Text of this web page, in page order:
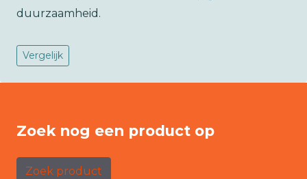
duurzaamheid.
Vergelijk
Zoek nog een product op
Zoek product